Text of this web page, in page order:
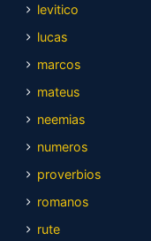
levitico
lucas
marcos
mateus
neemias
numeros
proverbios
romanos
rute